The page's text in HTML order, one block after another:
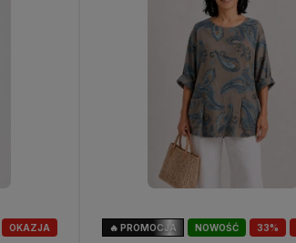
OKAZJA 33%
NOWOŚĆ
🔥 PROMOCJA